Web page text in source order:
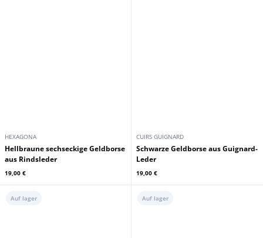
HEXAGONA
Hellbraune sechseckige Geldborse
aus Rindsleder
19,00 €
CUIRS GUIGNARD
Schwarze Geldborse aus Guignard-
Leder
19,00 €
Auf lager Auf lager